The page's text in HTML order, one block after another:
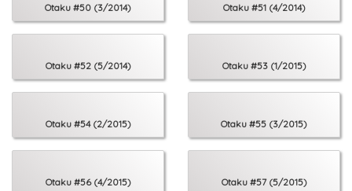
Otaku #50 (3/2014) Otaku #51 (4/2014)
Otaku #52 (5/2014) Otaku #53 (1/2015)
Otaku #54 (2/2015) Otaku #55 (3/2015)
Otaku #56 (4/2015) Otaku #57 (5/2015)